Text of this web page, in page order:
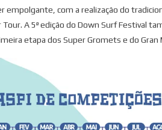
empolgante, com a realização do
A 5ª edição do Down Surf Festival
etapa dos Super Gromets e do Gran